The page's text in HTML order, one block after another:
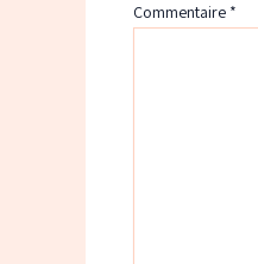
Commentaire *